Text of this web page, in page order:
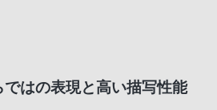
はの表現と高い描写性能